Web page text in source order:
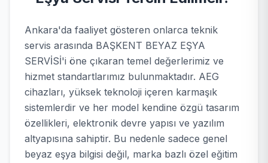
Ankara'da faaliyet gösteren onlarca teknik
servis arasında BAŞKENT BEYAZ EŞYA
SERVİSİ'i öne çıkaran temel değerlerimiz ve
hizmet standartlarımız bulunmaktadır. AEG
cihazları, yüksek teknoloji içeren karmaşık
sistemlerdir ve her model kendine özgü tasarım
özellikleri, elektronik devre yapısı ve yazılım
altyapısına sahiptir. Bu nedenle sadece genel
beyaz eşya bilgisi değil, marka bazlı özel eğitim